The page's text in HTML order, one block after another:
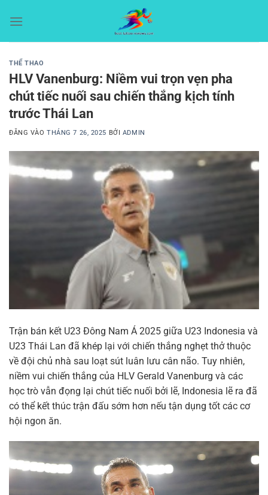
qua
THỂ THAO
HLV Vanenburg: Niềm vui trọn vẹn pha
chút tiếc nuối sau chiến thắng kịch tính
trước Thái Lan
ĐĂNG VÀOTHÁNG 7 26, 2025 BỞI ADMIN
Trận bán kết U23 Đông Nam Á 2025 giữa U23 Indonesia và
U23 Thái Lan đã khép lại với chiến thắng nghẹt thở thuộc
về đội chủ nhà sau loạt sút luân lưu cân não. Tuy nhiên,
niềm vui chiến thắng của HLV Gerald Vanenburg và các
học trò vẫn đọng lại chút tiếc nuối bởi lẽ, Indonesia lẽ ra đã
có thể kết thúc trận đấu sớm hơn nếu tận dụng tốt các cơ
hội ngon ăn.